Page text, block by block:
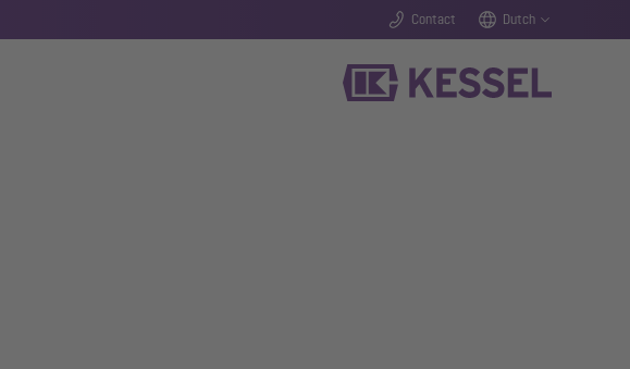
Contact Dutch